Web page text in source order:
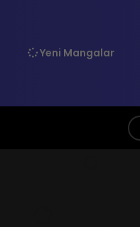
Yeni Mangalar